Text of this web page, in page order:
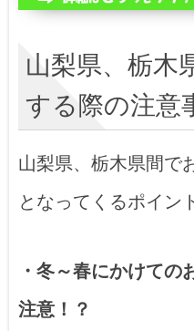
山梨県、栃木
する際の注意
山梨県、栃木県間で
となってくるポイン
・冬～春にかけての
注意！？